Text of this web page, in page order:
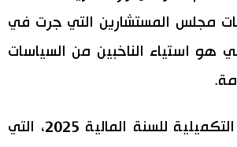
مجلس المستشارين التي جرت في
هو استياء الناخبين من السياسات
تضمنت الميزانية التكميلية للسنة المالية 2025، التي